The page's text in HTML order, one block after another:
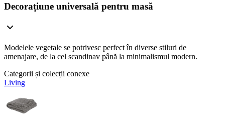
Decorațiune universală pentru masă
Modelele vegetale se potrivesc perfect în diverse stiluri de
amenajare, de la cel scandinav până la minimalismul modern.
Categorii și colecții conexe
Living